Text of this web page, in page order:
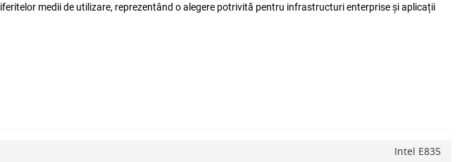
medii de utilizare, reprezentând o alegere potrivită pentru infrastructuri enterprise și aplicații
Intel E835